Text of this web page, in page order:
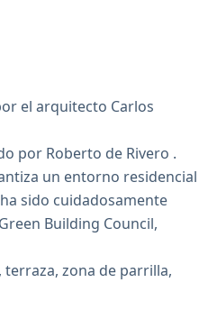
el arquitecto Carlos
por Roberto de Rivero .
un entorno residencial
sido cuidadosamente
Building Council,
terraza, zona de parrilla,